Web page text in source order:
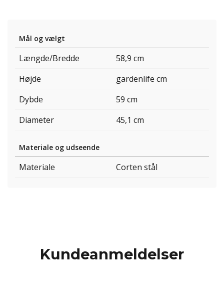
Mål og vælgt
Længde/Bredde
58,9 cm
Højde
gardenlife cm
Dybde
59 cm
Diameter
45,1 cm
Materiale og udseende
Materiale Corten stål
Kundeanmeldelser